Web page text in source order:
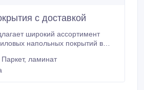
с доставкой
широкий ассортимент
напольных покрытий в
Паркет, ламинат